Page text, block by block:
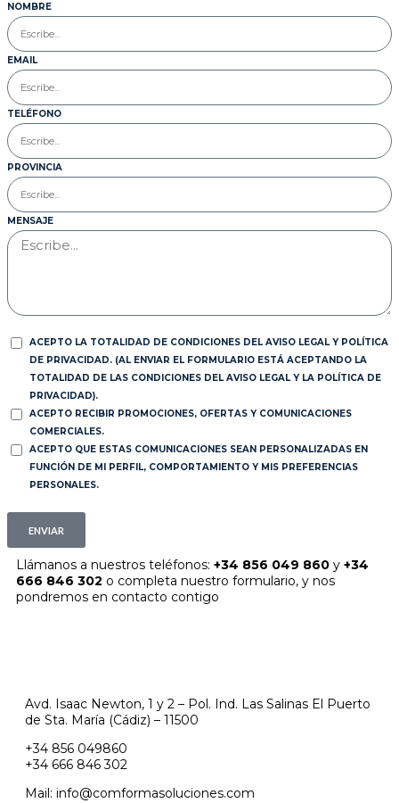
NOMBRE
EMAIL
TELÉFONO
PROVINCIA
MENSAJE
ACEPTO LA TOTALIDAD DE CONDICIONES DEL AVISO LEGAL Y POLÍTICA
DE PRIVACIDAD. (AL ENVIAR EL FORMULARIO ESTÁ ACEPTANDO LA
TOTALIDAD DE LAS CONDICIONES DEL AVISO LEGAL Y LA POLÍTICA DE
PRIVACIDAD).
ACEPTO RECIBIR PROMOCIONES, OFERTAS Y COMUNICACIONES
COMERCIALES.
ACEPTO QUE ESTAS COMUNICACIONES SEAN PERSONALIZADAS EN
FUNCIÓN DE MI PERFIL, COMPORTAMIENTO Y MIS PREFERENCIAS
PERSONALES.
ENVIAR
Llámanos a nuestros teléfonos: +34 856 049 860 y +34
666 846 302 o completa nuestro formulario, y nos
pondremos en contacto contigo
Avd. Isaac Newton, 1 y 2 – Pol. Ind. Las Salinas El Puerto
de Sta. María (Cádiz) – 11500
+34 856 049860
+34 666 846 302
Mail: info@comformasoluciones.com